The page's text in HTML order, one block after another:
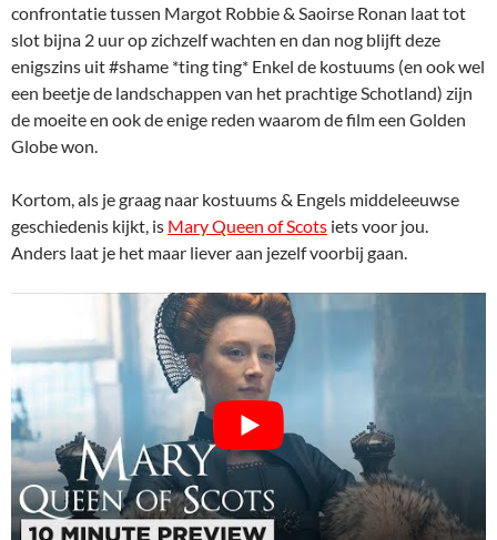
confrontatie tussen Margot Robbie & Saoirse Ronan laat tot
slot bijna 2 uur op zichzelf wachten en dan nog blijft deze
enigszins uit #shame *ting ting* Enkel de kostuums (en ook wel
een beetje de landschappen van het prachtige Schotland) zijn
de moeite en ook de enige reden waarom de film een Golden
Globe won.
Kortom, als je graag naar kostuums & Engels middeleeuwse
geschiedenis kijkt, is Mary Queen of Scots iets voor jou.
Anders laat je het maar liever aan jezelf voorbij gaan.